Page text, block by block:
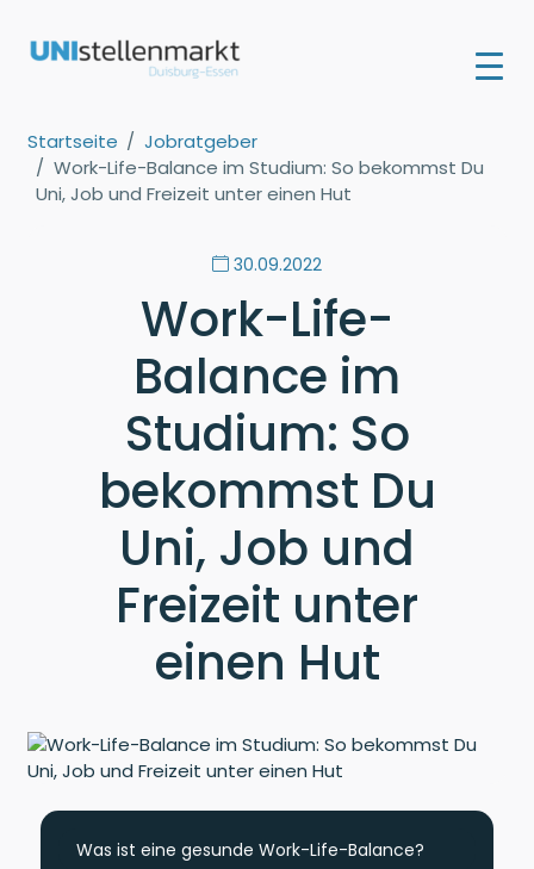
Startseite
Jobratgeber
Work-Life-Balance im Studium: So bekommst Du
Uni, Job und Freizeit unter einen Hut
30.09.2022
Work-Life-
Balance im
Studium: So
bekommst Du
Uni, Job und
Freizeit unter
einen Hut
Was ist eine gesunde Work-Life-Balance?